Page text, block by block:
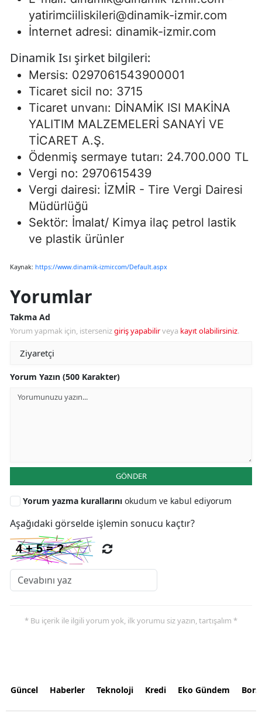
yatirimciiliskileri@dinamik-izmir.com
İnternet adresi: dinamik-izmir.com
Dinamik Isı şirket bilgileri:
Mersis: 0297061543900001
Ticaret sicil no: 3715
Ticaret unvanı: DİNAMİK ISI MAKİNA
YALITIM MALZEMELERİ SANAYİ VE
TİCARET A.Ş.
Ödenmiş sermaye tutarı: 24.700.000 TL
Vergi no: 2970615439
Vergi dairesi: İZMİR - Tire Vergi Dairesi
Müdürlüğü
Sektör: İmalat/ Kimya ilaç petrol lastik
ve plastik ürünler
Kaynak: https://www.dinamik-izmir.com/Default.aspx
Yorumlar
Takma Ad
Yorum yapmak için, istersenizgiriş yapabilirveya kayıt olabilirsiniz.
Yorum Yazın (500 Karakter)
GÖNDER
Yorum yazma kurallarını okudum ve kabul ediyorum
Aşağıdaki görselde işlemin sonucu kaçtır?
* Bu içerik ile ilgili yorum yok, ilk yorumu siz yazın, tartışalım *
Güncel Haberler Teknoloji Kredi Eko Gündem